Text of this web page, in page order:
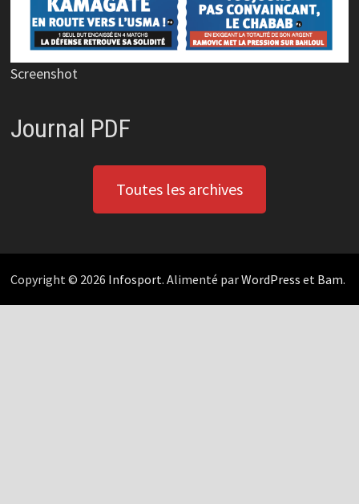
Screenshot
Journal PDF
Toutes les archives
Copyright © 2026 Infosport. Alimenté parWordPress et Bam.